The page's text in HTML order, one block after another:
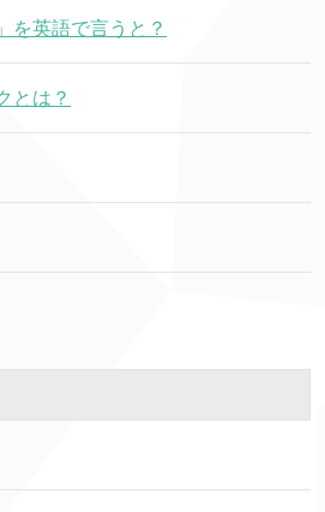
を英語で言うと？
とは？